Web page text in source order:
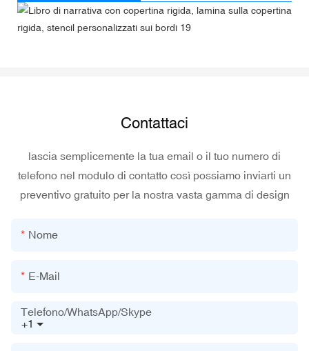
Contattaci
lascia semplicemente la tua email o il tuo numero di
telefono nel modulo di contatto così possiamo inviarti un
preventivo gratuito per la nostra vasta gamma di design
Nome
E-Mail
+1
Telefono/WhatsApp/Skype